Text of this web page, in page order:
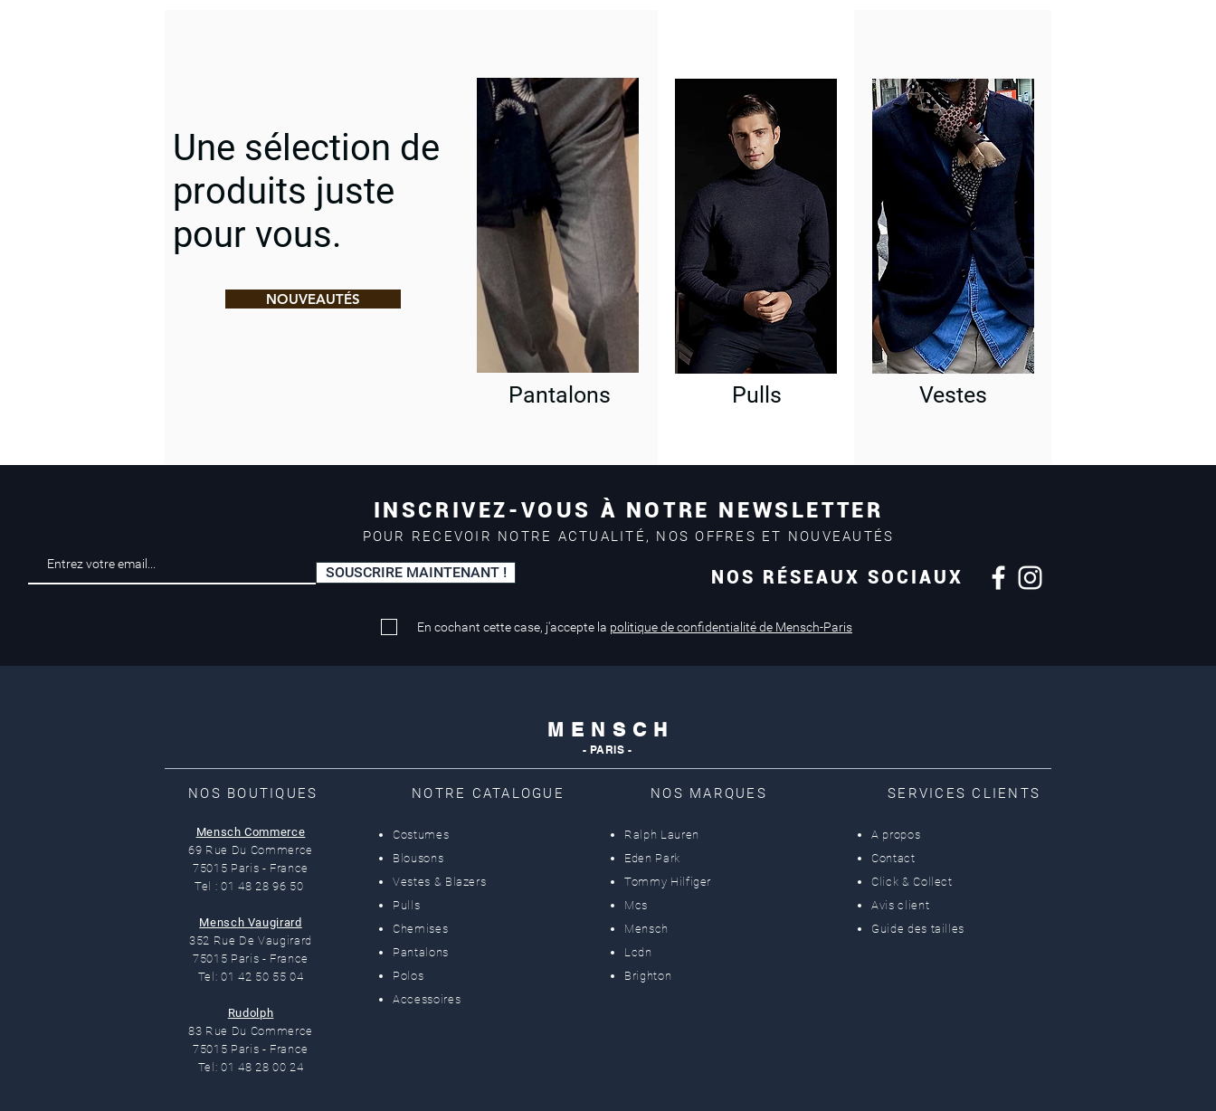
Une sélection de
produits juste
pour vous.
NOUVEAUTÉS
Pantalons Pulls Vestes
Mastercard, Visa
en magasin
INSCRIVEZ-VOUS À NOTRE NEWSLETTER
POUR RECEVOIR NOTRE ACTUALITÉ, NOS OFFRES ET NOUVEAUTÉS
SOUSCRIRE MAINTENANT ! NOS RÉSEAUX SOCIAUX
En cochant cette case, j'accepte la politique de confidentialité de Mensch-Paris
M E N S C H
- PARIS -
NOS BOUTIQUES
Mensch Commerce
69 Rue Du Commerce
75015 Paris - France
Tel : 01 48 28 96 50
Mensch Vaugirard
352 Rue De Vaugirard
75015 Paris - France
Tel: 01 42 50 55 04
Rudolph
83 Rue Du Commerce
75015 Paris - France
Tel: 01 48 28 00 24
NOTRE CATALOGUE
Costumes
Blousons
Vestes & Blazers
Pulls
Chemises
Pantalons
Polos
Accessoires
NOS MARQUES
Ralph Lauren
Eden Park
Tommy Hilfiger
Mcs
Mensch
Lcdn
Brighton
SERVICES CLIENTS
A propos
Contact
Click & Collect
Avis client
Guide des tailles